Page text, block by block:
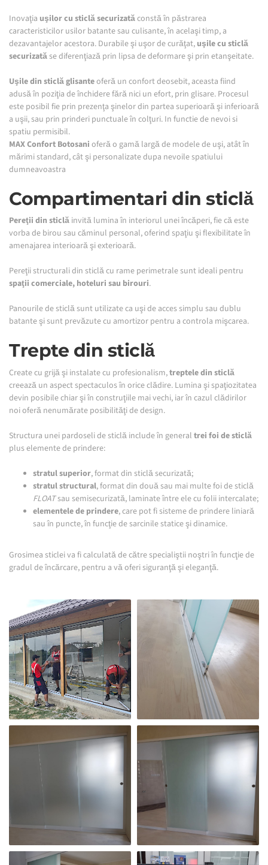
Inovaţia uşilor cu sticlă securizatăconstă în păstrarea
caracteristicilor usilor batante sau culisante, în acelaşi timp, a
dezavantajelor acestora. Durabile şi uşor de curăţat, uşile cu sticlă
securizată se diferenţiază prin lipsa de deformare şi prin etanşeitate.
Uşile din sticlă glisanteoferă un confort deosebit, aceasta fiind
adusă în poziţia de închidere fără nici un efort, prin glisare. Procesul
este posibil fie prin prezenţa şinelor din partea superioară şi inferioară
a uşii, sau prin prinderi punctuale în colţuri. In functie de nevoi si
spatiu permisibil.
MAX Confort Botosani oferă o gamă largă de modele de uşi, atât în
mărimi standard, cât şi personalizate dupa nevoile spatiului
dumneavoastra
Compartimen­tari din sticlă
Pereţii din sticlă invită lumina în interiorul unei încăperi, fie că este
vorba de birou sau căminul personal, oferind spaţiu şi flexibilitate în
amenajarea interioară şi exterioară.
Pereţii structurali din sticlă cu rame perimetrale sunt ideali pentru
spaţii comerciale, hoteluri sau birouri.
Panourile de sticlă sunt utilizate ca uşi de acces simplu sau dublu
batante şi sunt prevăzute cu amortizor pentru a controla mişcarea.
Trepte din sticlă
Create cu grijă şi instalate cu profesionalism,treptele din sticlă
creează un aspect spectaculos în orice clădire. Lumina şi spaţiozitatea
devin posibile chiar şi în construţiile mai vechi, iar în cazul clădirilor
noi oferă nenumărate posibilităţi de design.
Structura unei pardoseli de sticlă include în general trei foi de sticlă
plus elemente de prindere:
stratul superior, format din sticlă securizată;
stratul structural, format din două sau mai multe foi de sticlă
FLOATsau semisecurizată, laminate între ele cu folii intercalate;
elementele de prindere, care pot fi sisteme de prindere liniară
sau în puncte, în funcţie de sarcinile statice şi dinamice.
Grosimea sticlei va fi calculată de către specialiştii noştri în funcţie de
gradul de încărcare, pentru a vă oferi siguranţă şi eleganţă.